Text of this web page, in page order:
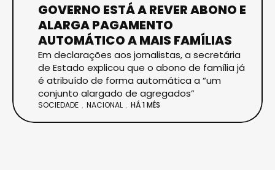
GOVERNO ESTÁ A REVER ABONO E
ALARGA PAGAMENTO
AUTOMÁTICO A MAIS FAMÍLIAS
Em declarações aos jornalistas, a secretária
de Estado explicou que o abono de família já
é atribuído de forma automática a “um
conjunto alargado de agregados”
SOCIEDADE NACIONAL HÁ 1 MÊS